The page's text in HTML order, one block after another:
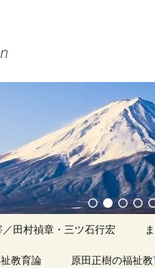
／田村禎章・三ツ石行宏
教育論 原田正樹の福祉